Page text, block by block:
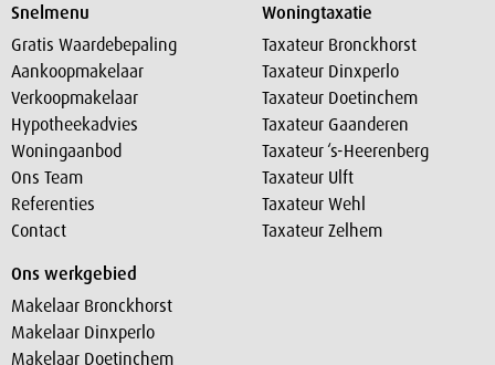
Snelmenu
Gratis Waardebepaling
Aankoopmakelaar
Verkoopmakelaar
Hypotheekadvies
Woningaanbod
Ons Team
Referenties
Contact
Woningtaxatie
Taxateur Bronckhorst
Taxateur Dinxperlo
Taxateur Doetinchem
Taxateur Gaanderen
Taxateur ‘s-Heerenberg
Taxateur Ulft
Taxateur Wehl
Taxateur Zelhem
Ons werkgebied
Makelaar Bronckhorst
Makelaar Dinxperlo
Makelaar Doetinchem